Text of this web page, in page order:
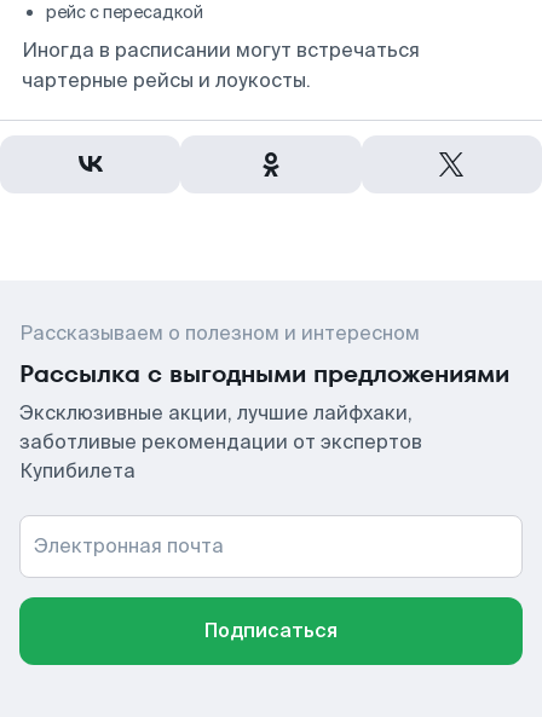
рейс с пересадкой
Иногда в расписании могут встречаться
чартерные рейсы и лоукосты.
Рассказываем о полезном и интересном
Рассылка с выгодными предложениями
Эксклюзивные акции, лучшие лайфхаки,
заботливые рекомендации от экспертов
Купибилета
Электронная почта
Подписаться